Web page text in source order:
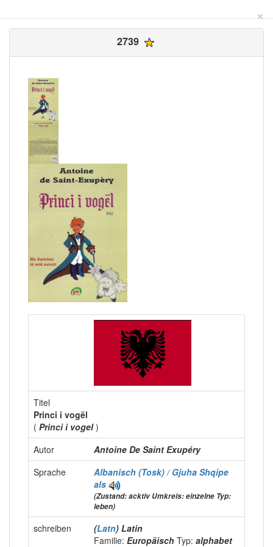
×
2739
Titel
Princi i vogël
( Princi i vogel)
Autor
Antoine De Saint Exupéry
Sprache
Albanisch (Tosk) / Gjuha Shqipe
als
(Zustand: acktiv Umkreis: einzelne Typ:
leben)
schreiben (Latn) Latin
Familie: Europäisch Typ: alphabet